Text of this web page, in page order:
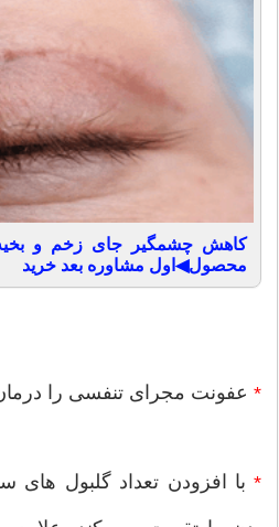
محصول◀اول مشاوره بعد خرید
*عفونت مجرای تنفسی را
*با افزودن تعداد گلبول های